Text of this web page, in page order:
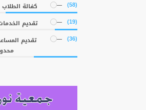
(58) كفالة الطلاب
(19) تقديم
(36)
تقديم